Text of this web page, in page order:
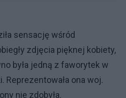
sensację wśród
zdjęcia pięknej kobiety,
była jedną z faworytek w
Reprezentowała ona woj.
nie zdobyła.